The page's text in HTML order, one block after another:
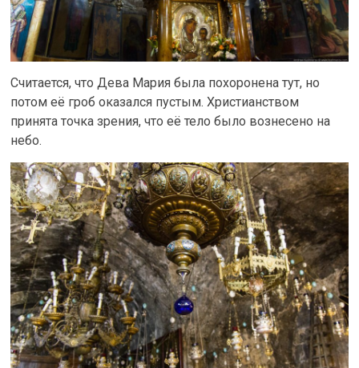
Считается, что Дева Мария была похоронена тут, но
потом её гроб оказался пустым. Христианством
принята точка зрения, что её тело было вознесено на
небо.